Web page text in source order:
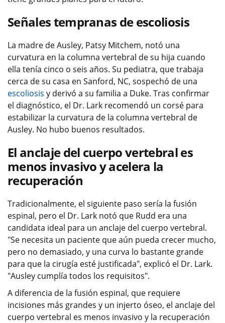
Señales tempranas de escoliosis
La madre de Ausley, Patsy Mitchem, notó una
curvatura en la columna vertebral de su hija cuando
ella tenía cinco o seis años. Su pediatra, que trabaja
cerca de su casa en Sanford, NC, sospechó de una
escoliosis y derivó a su familia a Duke. Tras confirmar
el diagnóstico, el Dr. Lark recomendó un corsé para
estabilizar la curvatura de la columna vertebral de
Ausley. No hubo buenos resultados.
El anclaje del cuerpo vertebral es
menos invasivo y acelera la
recuperación
Tradicionalmente, el siguiente paso sería la fusión
espinal, pero el Dr. Lark notó que Rudd era una
candidata ideal para un anclaje del cuerpo vertebral.
"Se necesita un paciente que aún pueda crecer mucho,
pero no demasiado, y una curva lo bastante grande
para que la cirugía esté justificada", explicó el Dr. Lark.
"Ausley cumplía todos los requisitos".
A diferencia de la fusión espinal, que requiere
incisiones más grandes y un injerto óseo, el anclaje del
cuerpo vertebral es menos invasivo y la recuperación